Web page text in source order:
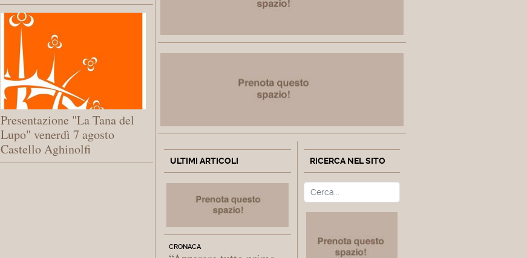
Presentazione "La Tana del
Lupo" venerdì 7 agosto
Castello Aghinolfi
ULTIMI ARTICOLI
CRONACA
RICERCA NEL SITO
Cerca Type 2 or more characters